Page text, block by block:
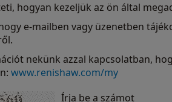
hogyan kezeljük az ön által
e-mailben vagy üzenetben
nekünk azzal kapcsolatban,
www.renishaw.com/my
Írja be a számot